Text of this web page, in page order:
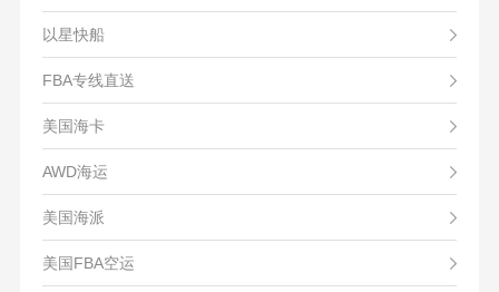
以星快船
FBA专线直送
美国海卡
AWD海运
美国海派
美国FBA空运